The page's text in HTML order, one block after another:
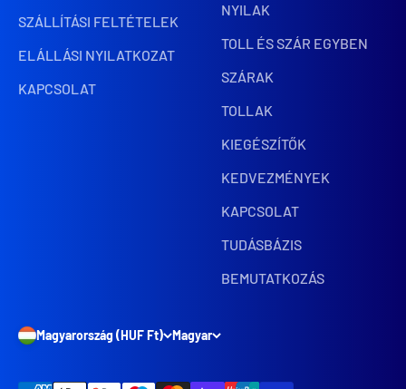
SZÁLLÍTÁSI FELTÉTELEK
ELÁLLÁSI NYILATKOZAT
KAPCSOLAT
NYILAK
TOLL ÉS SZÁR EGYBEN
SZÁRAK
TOLLAK
KIEGÉSZÍTŐK
KEDVEZMÉNYEK
KAPCSOLAT
TUDÁSBÁZIS
BEMUTATKOZÁS
Magyarország (HUF Ft) Magyar